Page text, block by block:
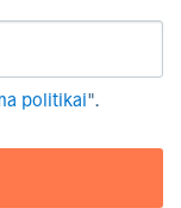
politikai".